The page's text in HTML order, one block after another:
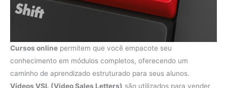
Cursos online permitem que você empacote seu
conhecimento em módulos completos, oferecendo um
caminho de aprendizado estruturado para seus alunos.
Vídeos VSL (Video Sales Letters) são utilizados para vender